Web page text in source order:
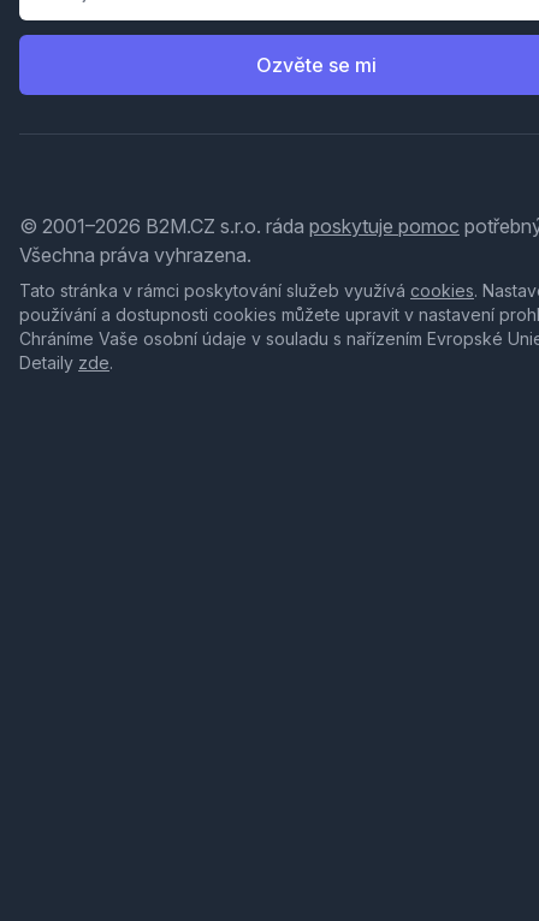
Ozvěte se mi
© 2001–2026 B2M.CZ s.r.o. ráda poskytuje pomoc
Všechna práva vyhrazena.
Tato stránka v rámci poskytování služeb využívá cookies.
používání a dostupnosti cookies můžete upravit v nastavení
Chráníme Vaše osobní údaje v souladu s nařízením Evropské
Detaily zde.